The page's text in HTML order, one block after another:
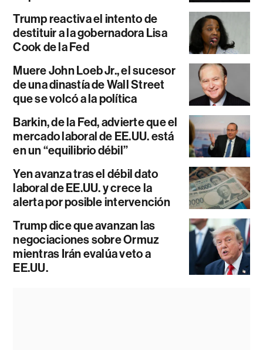
Trump reactiva el intento de
destituir a la gobernadora Lisa
Cook de la Fed
Muere John Loeb Jr., el sucesor
de una dinastía de Wall Street
que se volcó a la política
Barkin, de la Fed, advierte que el
mercado laboral de EE.UU. está
en un “equilibrio débil”
Yen avanza tras el débil dato
laboral de EE.UU. y crece la
alerta por posible intervención
Trump dice que avanzan las
negociaciones sobre Ormuz
mientras Irán evalúa veto a
EE.UU.